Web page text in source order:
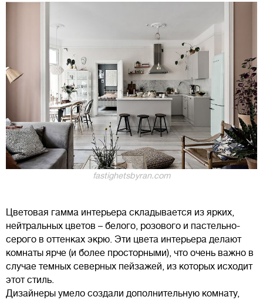
fastighetsbyran.com
Цветовая гамма интерьера складывается из ярких,
нейтральных цветов – белого, розового и пастельно-
серого в оттенках экрю. Эти цвета интерьера делают
комнаты ярче (и более просторными), что очень важно в
случае темных северных пейзажей, из которых исходит
этот стиль.
Дизайнеры умело создали дополнительную комнату,